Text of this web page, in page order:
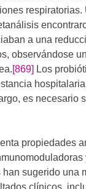
respiratorias.
a una
observándose
[869] Los
es necesario
propiedades
han sugerido una
clínicos,